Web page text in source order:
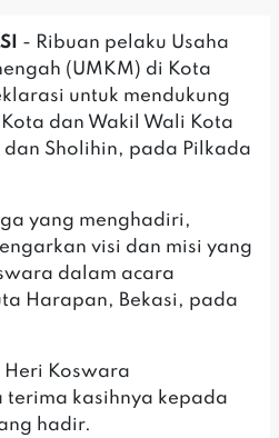
- Ribuan pelaku Usaha
(UMKM) di Kota
untuk mendukung
dan Wakil Wali Kota
dan Sholihin, pada Pilkada
yang menghadiri,
visi dan misi yang
dalam acara
Harapan, Bekasi, pada
Heri Koswara
terima kasihnya kepada
hadir.